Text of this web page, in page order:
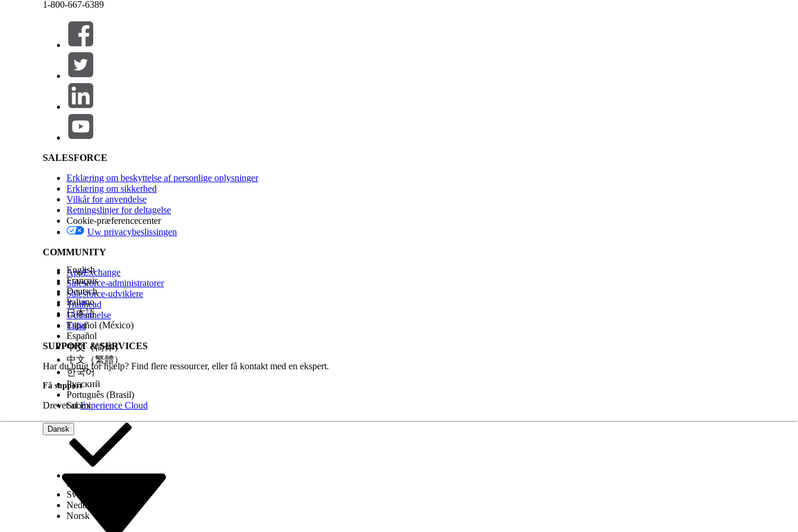
1-800-667-6389
SALESFORCE
Erklæring om beskyttelse af personlige oplysninger
Erklæring om sikkerhed
Vilkår for anvendelse
Retningslinjer for deltagelse
Cookie-præferencecenter
Uw privacybeslissingen
COMMUNITY
AppExchange
Salesforce-administratorer
Salesforce-udviklere
Trailhead
Uddannelse
Tillid
SUPPORT & SERVICES
Har du brug for hjælp? Find flere ressourcer, eller få kontakt med en ekspert.
Få support
Drevet afExperience Cloud
Dansk
English
Français
Deutsch
Italiano
日本語
Español (México)
Español
中文（简体）
中文（繁體）
한국어
Русский
Português (Brasil)
Suomi
Select Org
Svenska
Nederlands
Norsk
Salesforce Help | Article